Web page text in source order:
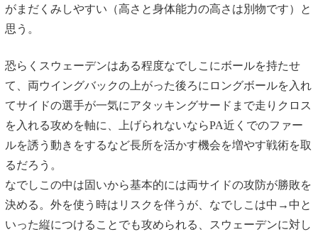
がまだくみしやすい（高さと身体能力の高さは別物です）と
思う。
恐らくスウェーデンはある程度なでしこにボールを持たせ
て、両ウイングバックの上がった後ろにロングボールを入れ
てサイドの選手が一気にアタッキングサードまで走りクロス
を入れる攻めを軸に、上げられないならPA近くでのファー
ルを誘う動きをするなど長所を活かす機会を増やす戦術を取
るだろう。
なでしこの中は固いから基本的には両サイドの攻防が勝敗を
決める。外を使う時はリスクを伴うが、なでしこは中→中と
いった縦につけることでも攻められる、スウェーデンに対し